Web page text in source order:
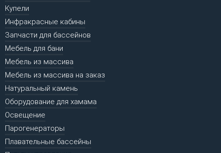
Купели
Инфракрасные кабины
Запчасти для бассейнов
Мебель для бани
Мебель из массива
Мебель из массива на заказ
Натуральный камень
Оборудование для хамама
Освещение
Парогенераторы
Плавательные бассейны